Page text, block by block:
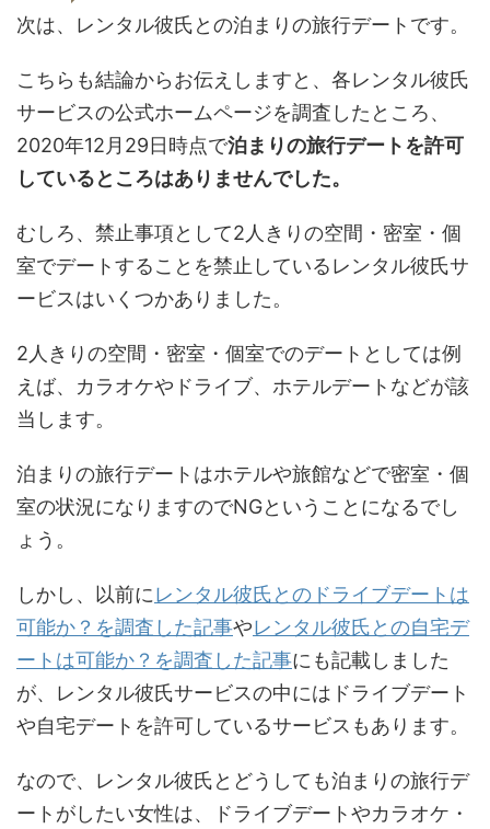
次は、レンタル彼氏との泊まりの旅行デートです。
こちらも結論からお伝えしますと、各レンタル彼氏
サービスの公式ホームページを調査したところ、
2020年12月29日時点で泊まりの旅行デートを許可
しているところはありませんでした。
むしろ、禁止事項として2人きりの空間・密室・個
室でデートすることを禁止しているレンタル彼氏サ
ービスはいくつかありました。
2人きりの空間・密室・個室でのデートとしては例
えば、カラオケやドライブ、ホテルデートなどが該
当します。
泊まりの旅行デートはホテルや旅館などで密室・個
室の状況になりますのでNGということになるでし
ょう。
しかし、以前にレンタル彼氏とのドライブデートは
可能か？を調査した記事やレンタル彼氏との自宅デ
ートは可能か？を調査した記事にも記載しました
が、レンタル彼氏サービスの中にはドライブデート
や自宅デートを許可しているサービスもあります。
なので、レンタル彼氏とどうしても泊まりの旅行デ
ートがしたい女性は、ドライブデートやカラオケ・